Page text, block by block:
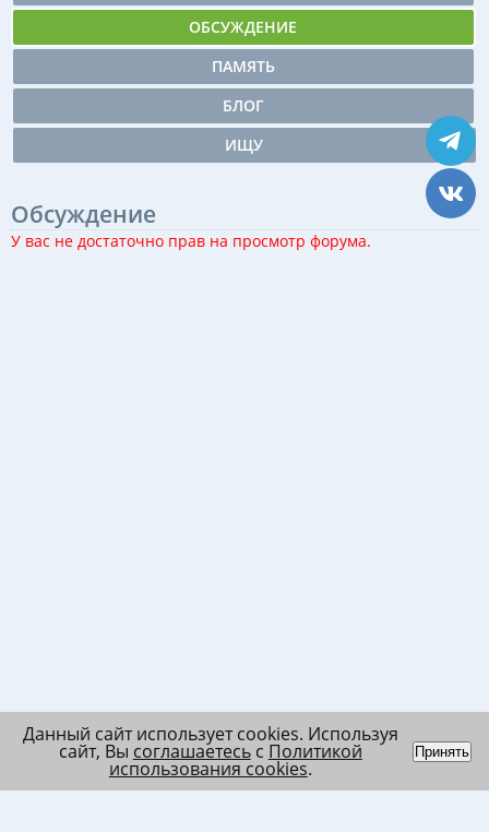
ОБСУЖДЕНИЕ
ПАМЯТЬ
БЛОГ
ИЩУ
Обсуждение
У вас не достаточно прав на просмотр форума.
Данный сайт использует cookies. Используя
сайт, Вы соглашаетесьс Политикой
использования cookies.
Принять